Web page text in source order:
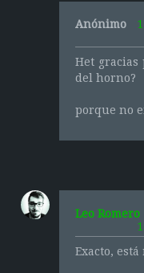
Anónimo
Het
del horno?
porque no
Leo Romero
Exacto,